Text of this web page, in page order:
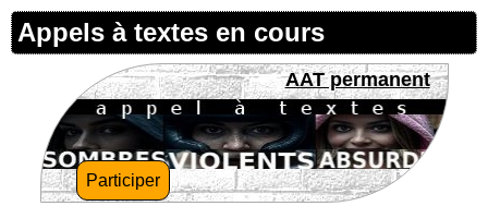
Appels à textes en cours
AAT permanent
Participer